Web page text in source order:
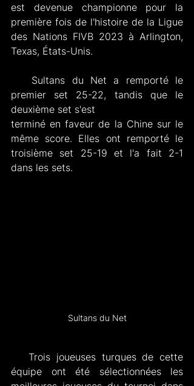
est devenue championne pour la
première fois de l'histoire de la Ligue
des Nations FIVB 2023 à Arlington,
Texas, États-Unis.
premier set 25-22, tandis que le
deuxième set s'est
terminé en faveur de la Chine sur le
même score. Elles ont remporté le
troisième set 25-19 et l'a fait 2-1
dans les sets.
Sultans du Net
   Trois joueuses turques de cette
équipe ont été sélectionnées les